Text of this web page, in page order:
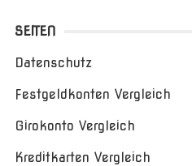
SEITEN
Datenschutz
Festgeldkonten Vergleich
Girokonto Vergleich
Kreditkarten Vergleich